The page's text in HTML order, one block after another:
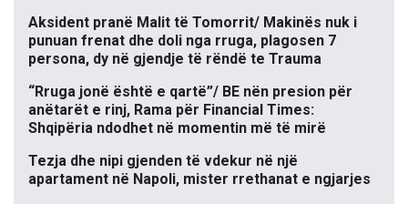
Aksident pranë Malit të Tomorrit/ Makinës nuk i
punuan frenat dhe doli nga rruga, plagosen 7
persona, dy në gjendje të rëndë te Trauma
“Rruga jonë është e qartë”/ BE nën presion për
anëtarët e rinj, Rama për Financial Times:
Shqipëria ndodhet në momentin më të mirë
Tezja dhe nipi gjenden të vdekur në një
apartament në Napoli, mister rrethanat e ngjarjes